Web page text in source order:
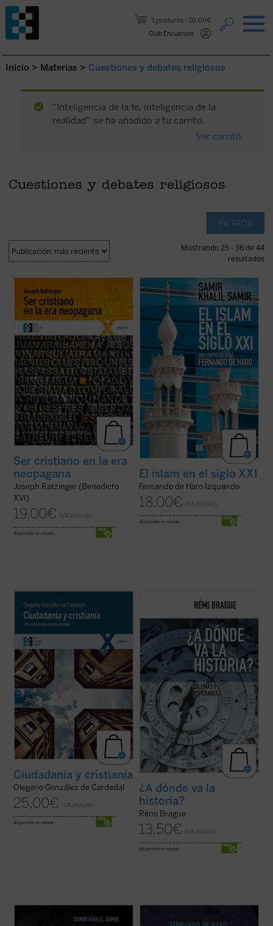
1 producto
10,00€
Club Encuentro
Saltar al contenido.
Inicio > Materias > Cuestiones y debates religiosos
“Inteligencia de la fe, inteligencia de la
realidad” se ha añadido a tu carrito.
Ver carrito
Cuestiones y debates religiosos
FILTROS
Mostrando 25 - 36 de 44
resultados
entrevistas llevadas a cabo por Joseph
Ratzinger ---hoy el papa emérito Benedicto
XVI--- durante su periodo como Prefecto
de la Congregación para la Doctrina de la
Fe, cargo que ocupó desde el año 1981 ...
(ver ficha)
Ser cristiano en la era
neopagana
Joseph Ratzinger (Benedicto
XVI)
19,00€ IVA incluido
disponible en ebook:
El periodista Fernando de Haro se adentra
en el mundo del islam tratando cuestiones
de enorme actualidad a través de intensos
díalogos en los que se parte de hechos,
personas y circunstancias concretos --no
de principios abstractos--, a partir ...(ver
El islam en el siglo XXI
Fernando de Haro Izquierdo
18,00€ IVA incluido
disponible en ebook:
Joseph Ratzinger 2011, reflexiona aquí
sobre las actuales relaciones entre
Humanidad, ciudadanía y cristianía,
configuración personal de un hombre por
las realidades ...(ver ficha)
Ciudadanía y cristianía
Olegario González de Cardedal
25,00€ IVA incluido
disponible en ebook:
En este libro-entrevista Rémi Brague
realiza una aguda reflexión sobre cuál
hombre "posmoderno", quien considera
ingenuo todo intento de buscar en ella el
reflejo de un significado o los motivos para
... (ver ficha)
¿A dónde va la
historia?
Rémi Brague
13,50€ IVA incluido
disponible en ebook:
significativos acontecimientos --conflictos
encuentros sobre el terreno, el periodista